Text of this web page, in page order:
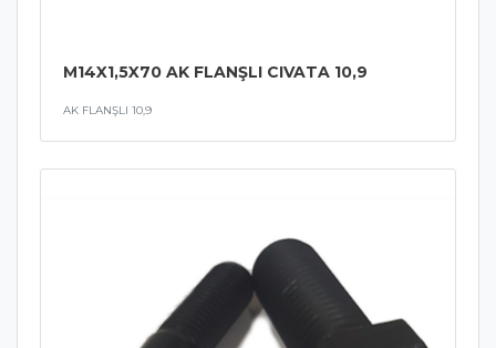
M14X1,5X70 AK FLANŞLI CIVATA 10,9
AK FLANŞLI 10,9